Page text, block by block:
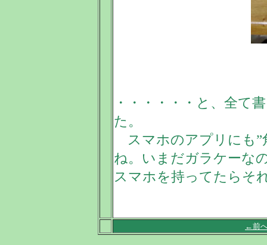
・・・・・・と、全て
た。
スマホのアプリにも”
ね。いまだガラケーな
スマホを持ってたらそ
←前